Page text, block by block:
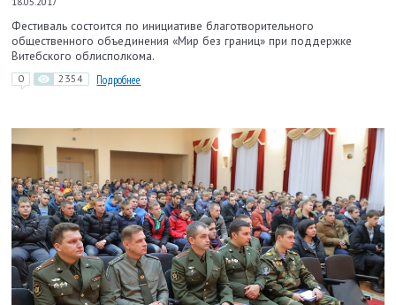
Фестиваль состоится по инициативе благотворительного
общественного объединения «Мир без границ» при поддержке
Витебского облисполкома.
0 2354 Подробнее